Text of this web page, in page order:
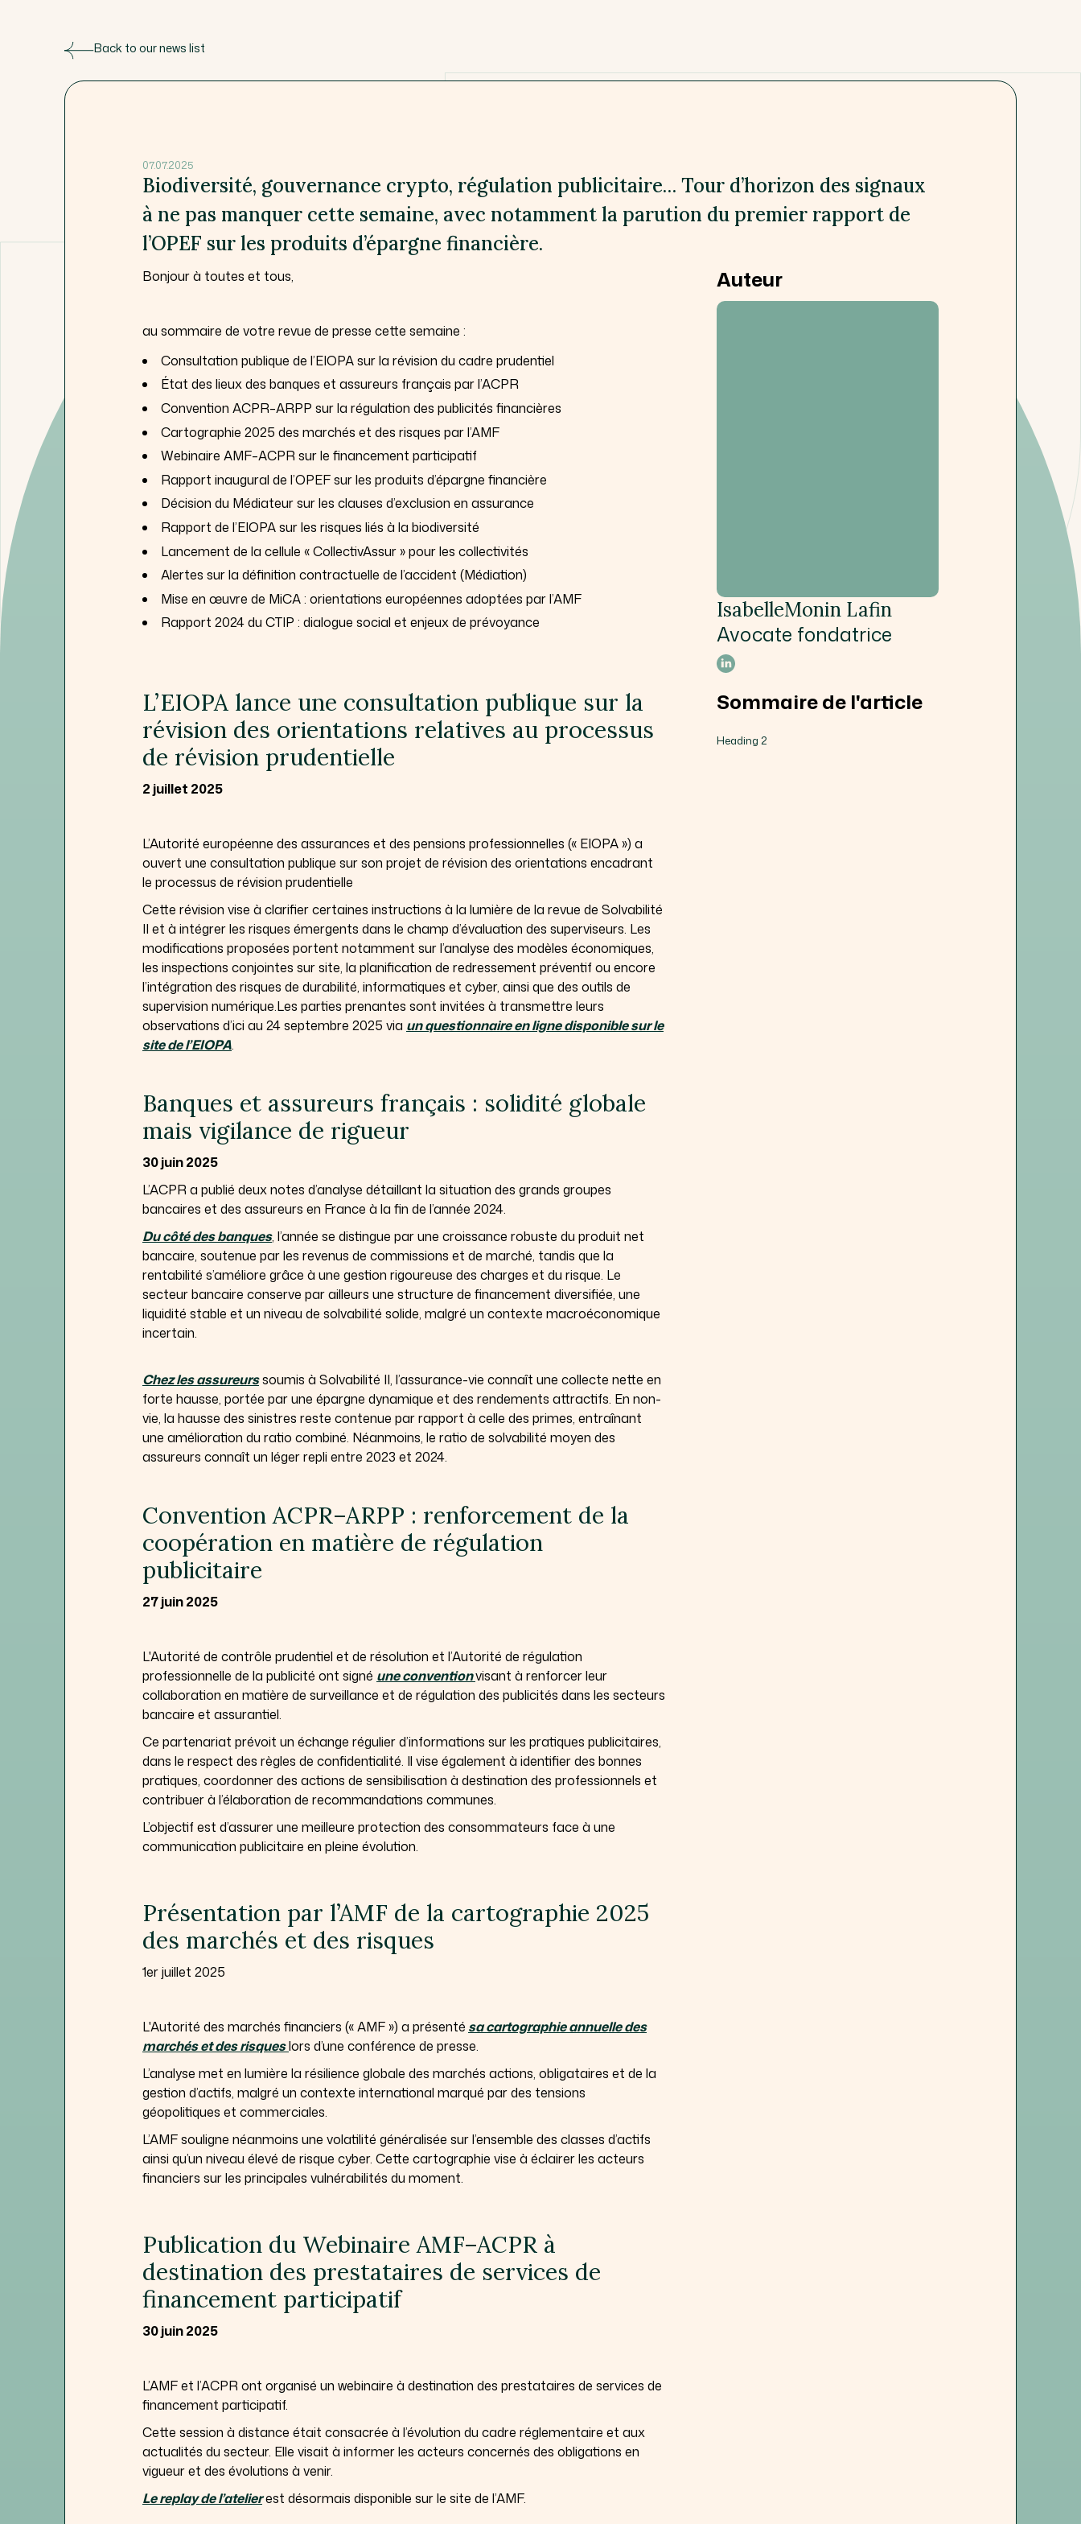
Back to our news list
07.07.2025
Biodiversité, gouvernance crypto, régulation publicitaire… Tour d’horizon des signaux
à ne pas manquer cette semaine, avec notamment la parution du premier rapport de
l’OPEF sur les produits d’épargne financière.
Bonjour à toutes et tous,
au sommaire de votre revue de presse cette semaine :
Consultation publique de l’EIOPA sur la révision du cadre prudentiel
État des lieux des banques et assureurs français par l’ACPR
Convention ACPR–ARPP sur la régulation des publicités financières
Cartographie 2025 des marchés et des risques par l’AMF
Webinaire AMF–ACPR sur le financement participatif
Rapport inaugural de l’OPEF sur les produits d’épargne financière
Décision du Médiateur sur les clauses d’exclusion en assurance
Rapport de l’EIOPA sur les risques liés à la biodiversité
Lancement de la cellule « CollectivAssur » pour les collectivités
Alertes sur la définition contractuelle de l’accident (Médiation)
Mise en œuvre de MiCA : orientations européennes adoptées par l’AMF
Rapport 2024 du CTIP : dialogue social et enjeux de prévoyance
L’EIOPA lance une consultation publique sur la
révision des orientations relatives au processus
de révision prudentielle
2 juillet 2025
L’Autorité européenne des assurances et des pensions professionnelles (« EIOPA ») a
ouvert une consultation publique sur son projet de révision des orientations encadrant
le processus de révision prudentielle
Cette révision vise à clarifier certaines instructions à la lumière de la revue de Solvabilité
II et à intégrer les risques émergents dans le champ d’évaluation des superviseurs. Les
modifications proposées portent notamment sur l’analyse des modèles économiques,
les inspections conjointes sur site, la planification de redressement préventif ou encore
l’intégration des risques de durabilité, informatiques et cyber, ainsi que des outils de
supervision numérique.Les parties prenantes sont invitées à transmettre leurs
observations d’ici au 24 septembre 2025 via un questionnaire en ligne disponible sur le
site de l’EIOPA.
Banques et assureurs français : solidité globale
mais vigilance de rigueur
30 juin 2025
L’ACPR a publié deux notes d’analyse détaillant la situation des grands groupes
bancaires et des assureurs en France à la fin de l’année 2024.
Du côté des banques, l’année se distingue par une croissance robuste du produit net
bancaire, soutenue par les revenus de commissions et de marché, tandis que la
rentabilité s’améliore grâce à une gestion rigoureuse des charges et du risque. Le
secteur bancaire conserve par ailleurs une structure de financement diversifiée, une
liquidité stable et un niveau de solvabilité solide, malgré un contexte macroéconomique
incertain.
Chez les assureurssoumis à Solvabilité II, l’assurance-vie connaît une collecte nette en
forte hausse, portée par une épargne dynamique et des rendements attractifs. En non-
vie, la hausse des sinistres reste contenue par rapport à celle des primes, entraînant
une amélioration du ratio combiné. Néanmoins, le ratio de solvabilité moyen des
assureurs connaît un léger repli entre 2023 et 2024.
Convention ACPR–ARPP : renforcement de la
coopération en matière de régulation
publicitaire
27 juin 2025
L'Autorité de contrôle prudentiel et de résolution et l’Autorité de régulation
professionnelle de la publicité ont signé une conventionvisant à renforcer leur
collaboration en matière de surveillance et de régulation des publicités dans les secteurs
bancaire et assurantiel.
Ce partenariat prévoit un échange régulier d’informations sur les pratiques publicitaires,
dans le respect des règles de confidentialité. Il vise également à identifier des bonnes
pratiques, coordonner des actions de sensibilisation à destination des professionnels et
contribuer à l’élaboration de recommandations communes.
L’objectif est d’assurer une meilleure protection des consommateurs face à une
communication publicitaire en pleine évolution.
Présentation par l’AMF de la cartographie 2025
des marchés et des risques
1er juillet 2025
L'Autorité des marchés financiers (« AMF ») a présenté sa cartographie annuelle des
marchés et des risqueslors d’une conférence de presse.
L’analyse met en lumière la résilience globale des marchés actions, obligataires et de la
gestion d’actifs, malgré un contexte international marqué par des tensions
géopolitiques et commerciales.
L’AMF souligne néanmoins une volatilité généralisée sur l’ensemble des classes d’actifs
ainsi qu’un niveau élevé de risque cyber. Cette cartographie vise à éclairer les acteurs
financiers sur les principales vulnérabilités du moment.
Publication du Webinaire AMF–ACPR à
destination des prestataires de services de
financement participatif
30 juin 2025
L’AMF et l’ACPR ont organisé un webinaire à destination des prestataires de services de
financement participatif.
Cette session à distance était consacrée à l’évolution du cadre réglementaire et aux
actualités du secteur. Elle visait à informer les acteurs concernés des obligations en
vigueur et des évolutions à venir.
Le replay de l’atelierest désormais disponible sur le site de l’AMF.
Auteur
IsabelleMonin Lafin
Avocate fondatrice
Sommaire de l'article
Heading 2